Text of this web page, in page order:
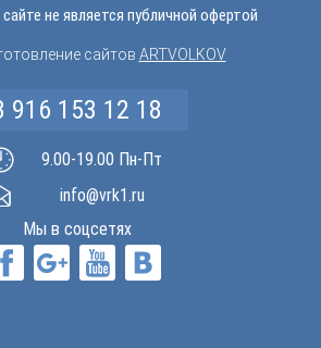
не является публичной офертой
сайтов ARTVOLKOV
916 153 12 18
9.00-19.00 Пн-Пт
info@vrk1.ru
Мы в соцсетях